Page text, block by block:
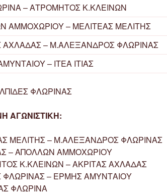
– ΑΤΡΟΜΗΤΟΣ Κ.ΚΛΕΙΝΩΝ
ΑΜΜΟΧΩΡΙΟΥ – ΜΕΛΙΤΕΑΣ ΜΕΛΙΤΗΣ
ΑΧΛΑΔΑΣ – Μ.ΑΛΕΞΑΝΔΡΟΣ ΦΛΩΡΙΝΑΣ
– ΙΤΕΑ ΙΤΙΑΣ
ΦΛΩΡΙΝΑΣ
ΑΓΩΝΙΣΤΙΚΗ:
ΜΕΛΙΤΗΣ – Μ.ΑΛΕΞΑΝΔΡΟΣ ΦΛΩΡΙΝΑΣ
– ΑΠΟΛΛΩΝ ΑΜΜΟΧΩΡΙΟΥ
Κ.ΚΛΕΙΝΩΝ – ΑΚΡΙΤΑΣ ΑΧΛΑΔΑΣ
ΦΛΩΡΙΝΑΣ – ΕΡΜΗΣ ΑΜΥΝΤΑΙΟΥ
ΦΛΩΡΙΝΑ